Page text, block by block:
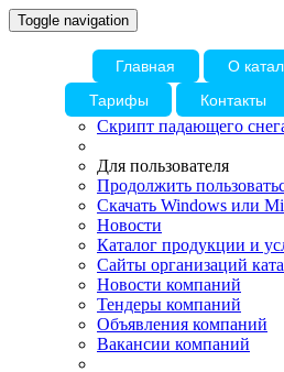
Toggle navigation
Главная О
Тарифы
Контакты
Скрипт падающего
Для пользователя
Продолжить
Скачать Windows или
Новости
Каталог продукции и
Сайты организаций
Новости компаний
Тендеры компаний
Объявления компаний
Вакансии компаний